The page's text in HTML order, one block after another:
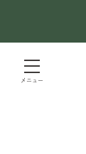
メニュー